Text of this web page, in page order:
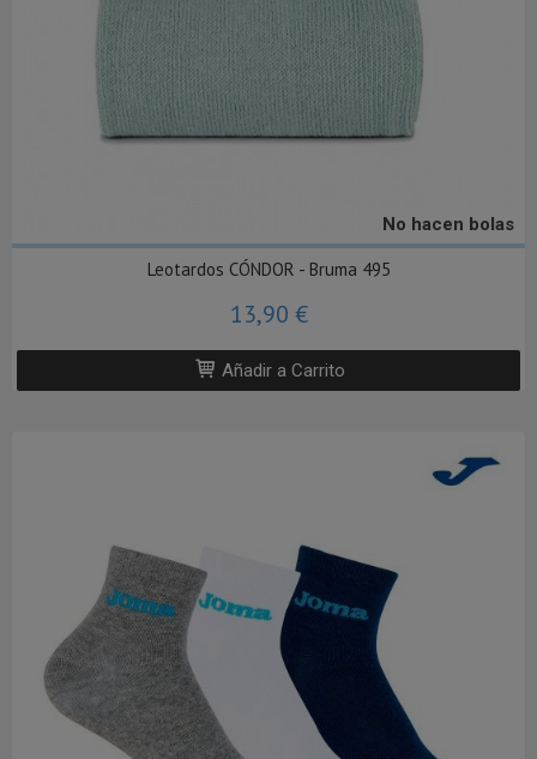
No hacen bolas
Leotardos CÓNDOR - Bruma 495
13,90 €
Añadir a Carrito